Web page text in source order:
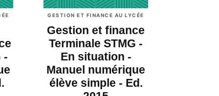
-
GESTION ET FINANCE AU LYCÉE
Gestion et finance
Terminale STMG -
En situation -
Manuel numérique
élève simple - Ed.